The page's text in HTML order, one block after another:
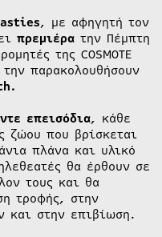
, με αφηγητή τον
πρεμιέρα την Πέμπτη
της COSMOTE
παρακολουθήσουν
.
επεισόδια, κάθε
ζώου που βρίσκεται
πλάνα και υλικό
θα έρθουν σε
τους και θα
τροφής, στην
και στην επιβίωση.